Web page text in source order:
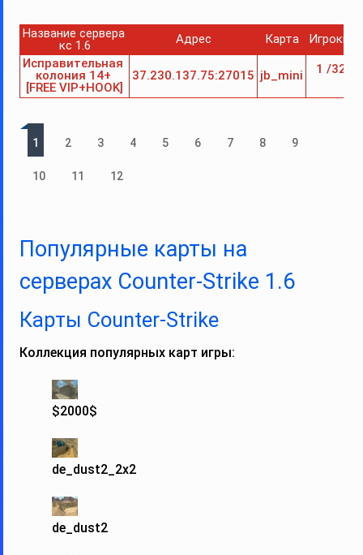
Название сервера
кс 1.6
Адрес Карта Игроки
Исправительная
колония 14+
[FREE VIP+HOOK]
37.230.137.75:27015 jb_mini 1 /32
1 2 3 4 5 6 7 8 9
10 11 12
Популярные карты на
серверах Counter-Strike 1.6
Карты Counter‑Strike
Коллекция популярных карт игры:
$2000$
de_dust2_2x2
de_dust2